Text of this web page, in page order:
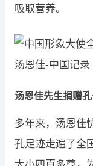
吸取营养。
汤恩佳先生捐赠
多年来，汤恩佳
孔足迹走遍了全